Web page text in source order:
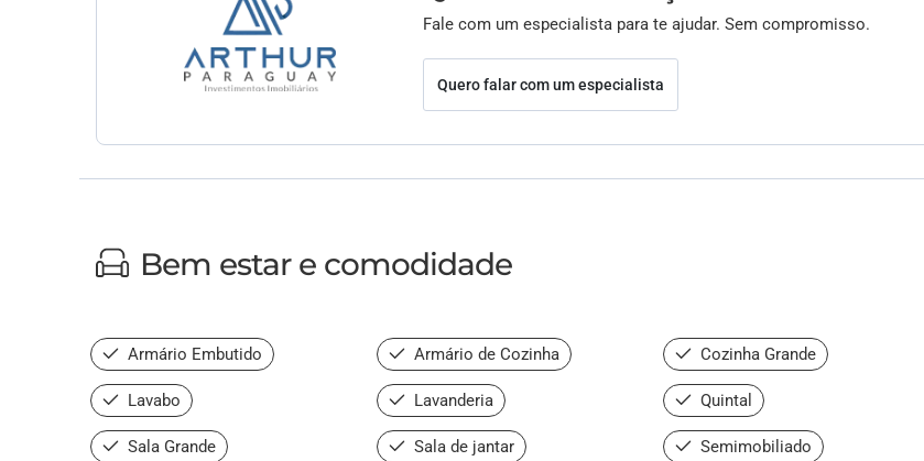
Fale com um especialista para te ajudar. Sem compromisso.
Quero falar com um especialista
Bem estar e comodidade
Armário Embutido Armário de Cozinha Cozinha Grande
Lavabo Lavanderia Quintal
Sala Grande Sala de jantar Semimobiliado